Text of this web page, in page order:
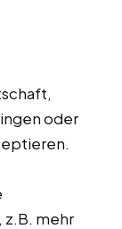
oder
z.B. mehr